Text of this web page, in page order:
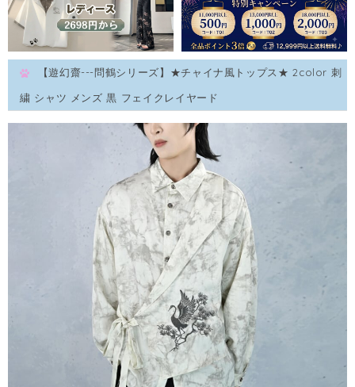
【遊幻齋---問鶴シリーズ】★チャイナ風トップス★ 2color 刺
繍 シャツ メンズ 黒 フェイクレイヤード